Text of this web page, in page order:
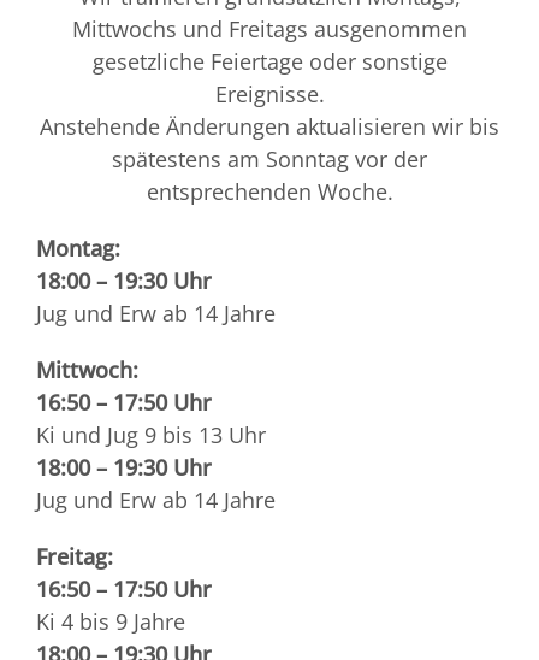
Mittwochs und Freitags ausgenommen
gesetzliche Feiertage oder sonstige
Ereignisse.
Anstehende Änderungen aktualisieren wir bis
spätestens am Sonntag vor der
entsprechenden Woche.
Montag:
18:00 – 19:30 Uhr
Jug und Erw ab 14 Jahre
Mittwoch:
16:50 – 17:50 Uhr
Ki und Jug 9 bis 13 Uhr
18:00 – 19:30 Uhr
Jug und Erw ab 14 Jahre
Freitag:
16:50 – 17:50 Uhr
Ki 4 bis 9 Jahre
18:00 – 19:30 Uhr